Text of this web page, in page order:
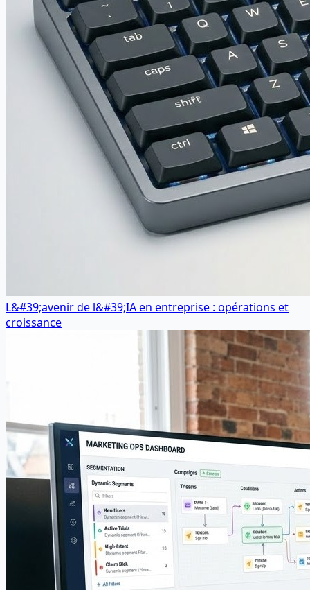
L&#39;avenir de l&#39;IA en entreprise : opérations et
croissance